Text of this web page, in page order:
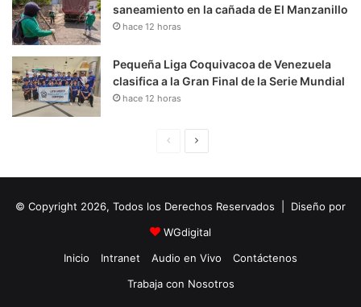
saneamiento en la cañada de El Manzanillo
hace 12 horas
Pequeña Liga Coquivacoa de Venezuela
clasifica a la Gran Final de la Serie Mundial
hace 12 horas
i
n
a
u
i
e
© Copyright 2026, Todos los Derechos Reservados | Diseño por
WGdigital
Inicio
Intranet Audio en Vivo
Contáctenos
Trabaja con Nosotros